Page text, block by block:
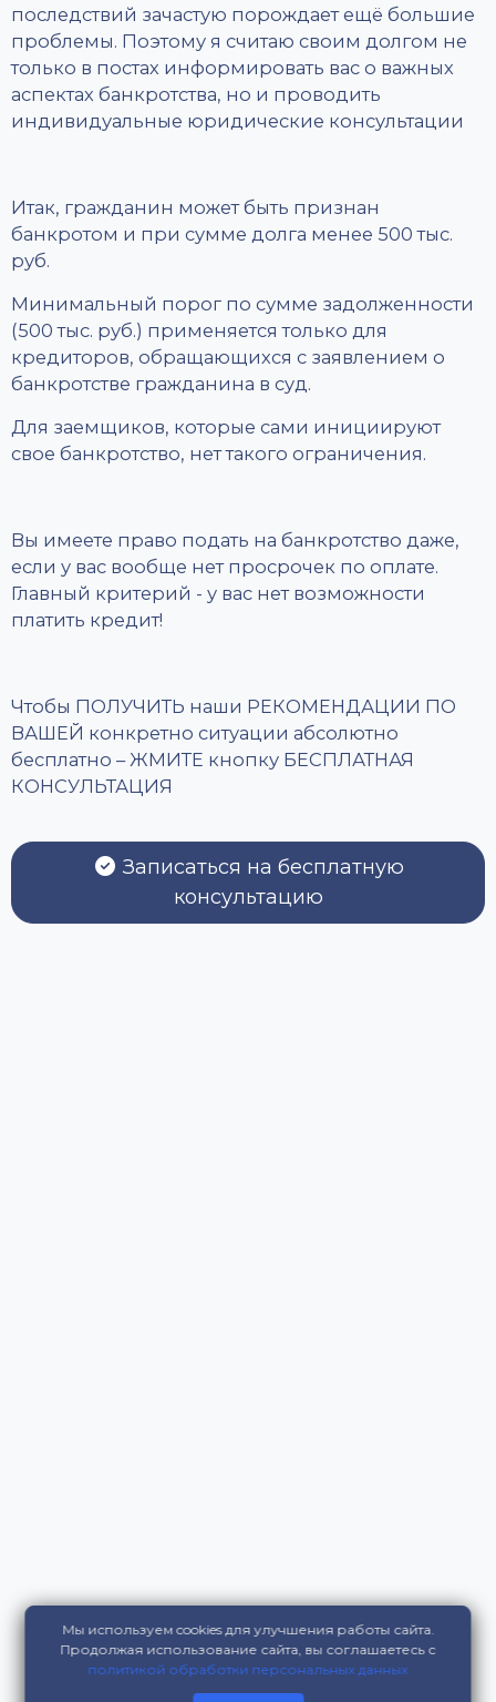
последствий зачастую порождает ещё большие
проблемы. Поэтому я считаю своим долгом не
только в постах информировать вас о важных
аспектах банкротства, но и проводить
индивидуальные юридические консультации
Итак, гражданин может быть признан
банкротом и при сумме долга менее 500 тыс.
руб.
Минимальный порог по сумме задолженности
(500 тыс. руб.) применяется только для
кредиторов, обращающихся с заявлением о
банкротстве гражданина в суд.
Для заемщиков, которые сами инициируют
свое банкротство, нет такого ограничения.
Вы имеете право подать на банкротство даже,
если у вас вообще нет просрочек по оплате.
Главный критерий - у вас нет возможности
платить кредит!
Чтобы ПОЛУЧИТЬ наши РЕКОМЕНДАЦИИ ПО
ВАШЕЙ конкретно ситуации абсолютно
бесплатно – ЖМИТЕ кнопку БЕСПЛАТНАЯ
КОНСУЛЬТАЦИЯ
Записаться на бесплатную
консультацию
Мы используем cookies для улучшения работы сайта.
Продолжая использование сайта, вы соглашаетесь с
политикой обработки персональных данных